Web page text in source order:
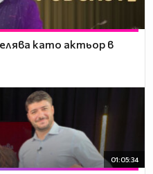
като актьор в
01:05:34